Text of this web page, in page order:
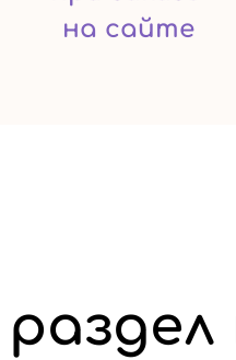
на сайте